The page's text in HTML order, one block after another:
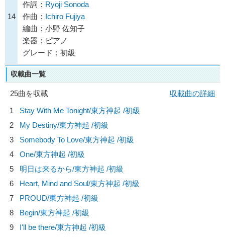
14
作詞： Ryoji Sonoda
作曲： Ichiro Fujiya
編曲：小野 佐知子
楽器：ピアノ
グレード：初級
収載曲一覧
25曲を収載
収載曲の詳細
1
Stay With Me Tonight/東方神起 /初級
2
My Destiny/東方神起 /初級
3
Somebody To Love/東方神起 /初級
4
One/東方神起 /初級
5
明日は来るから/東方神起 /初級
6
Heart, Mind and Soul/東方神起 /初級
7
PROUD/東方神起 /初級
8
Begin/東方神起 /初級
9
I'll be there/東方神起 /初級